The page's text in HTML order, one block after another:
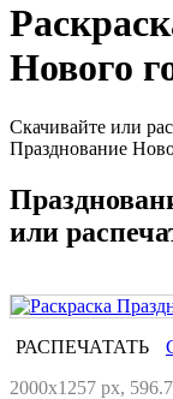
Нового
Скачивайте или
Празднование
или
РАСПЕЧАТАТЬ
2000x1257 px,